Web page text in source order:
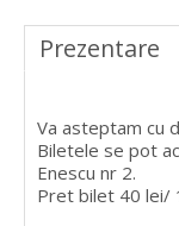
Prezentare
Va asteptam cu
Biletele se pot
Enescu nr 2.
Pret bilet 40 lei/